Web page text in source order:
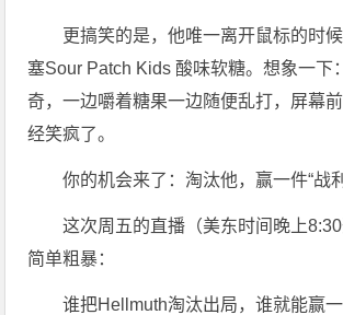
更搞笑的是，他唯一离开鼠标的时
塞Sour Patch Kids 酸味软糖。想象一下
奇，一边嚼着糖果一边随便乱打，屏幕
经笑疯了。
你的机会来了：淘汰他，赢一件“战
这次周五的直播（美东时间晚上
简单粗暴：
谁把Hellmuth淘汰出局，谁就能赢